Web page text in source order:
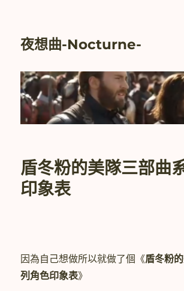
夜想曲-Nocturne-
盾冬粉的美隊三部曲
印象表
因為自己想做所以就做了個《盾冬粉
列角色印象表》